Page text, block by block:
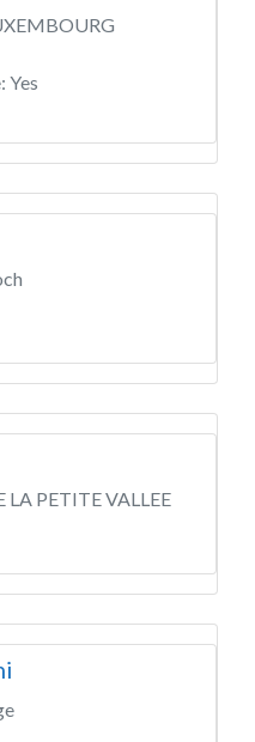
Yes
LA PETITE VALLEE